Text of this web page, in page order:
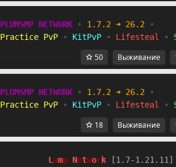
PLUMSMP NETWORK • 1.7.2 ➜ 26.2
•
Practice PvP
• KitPvP • Lifesteal •
50 Выживание
PLUMSMP NETWORK • 1.7.2 ➜ 26.2
•
Practice PvP
• KitPvP • Lifesteal •
18 Выживание
L amp Network
[1.7-1.21.11]